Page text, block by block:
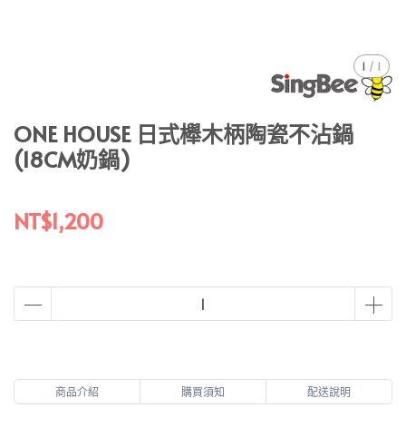
1 / 1
ONE HOUSE 日式櫸木柄陶瓷不沾鍋
(18CM奶鍋)
NT$1,200
商品介紹 購買須知 配送說明